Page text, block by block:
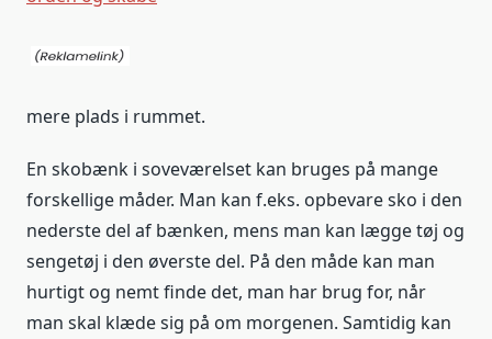
mere plads i rummet.
En skobænk i soveværelset kan bruges på mange
forskellige måder. Man kan f.eks. opbevare sko i den
nederste del af bænken, mens man kan lægge tøj og
sengetøj i den øverste del. På den måde kan man
hurtigt og nemt finde det, man har brug for, når
man skal klæde sig på om morgenen. Samtidig kan